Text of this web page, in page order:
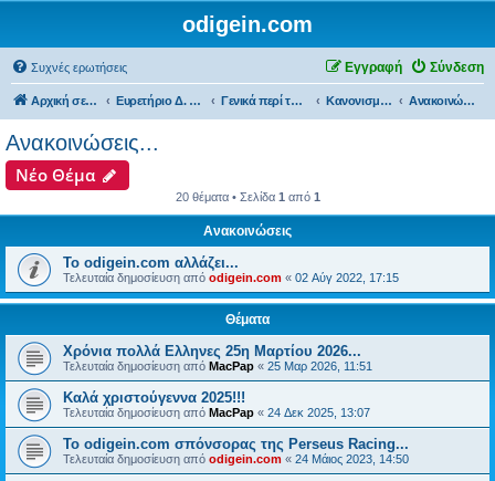
odigein.com
Συχνές ερωτήσεις Σύνδεση
Εγγραφή
Αρχική σελίδα Ευρετήριο Δ. Συζήτησης Γενικά περί του forum... Κανονισμοί λειτουργίας & Ανακοινώσεις του forum...... Ανακοινώσεις...
Ανακοινώσεις...
Νέο Θέμα
20 θέματα • Σελίδα 1 από 1
Ανακοινώσεις
Το odigein.com αλλάζει...
Τελευταία δημοσίευση από odigein.com « 02 Αύγ 2022, 17:15
Θέματα
Χρόνια πολλά Ελληνες 25η Μαρτίου 2026...
Τελευταία δημοσίευση από MacPap « 25 Μαρ 2026, 11:51
Καλά χριστούγεννα 2025!!!
Τελευταία δημοσίευση από MacPap « 24 Δεκ 2025, 13:07
Το odigein.com σπόνσορας της Perseus Racing...
Τελευταία δημοσίευση από odigein.com « 24 Μάιος 2023, 14:50